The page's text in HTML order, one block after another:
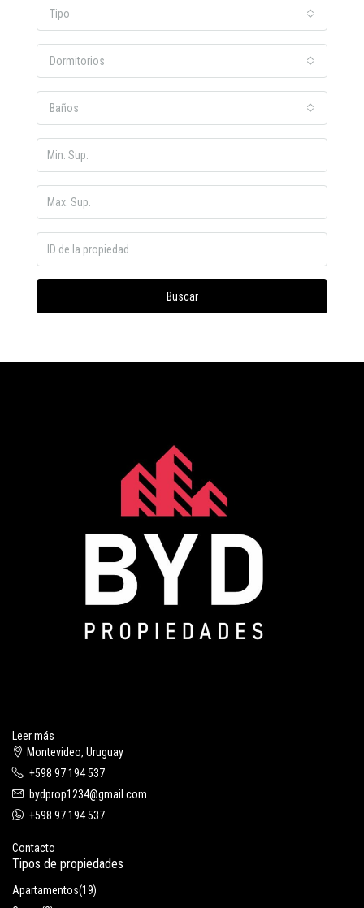
Tipo
Dormitorios
Baños
Buscar
Leer más
Montevideo, Uruguay
+598 97 194 537
bydprop1234@gmail.com
+598 97 194 537
Contacto
Tipos de propiedades
Apartamentos(19)